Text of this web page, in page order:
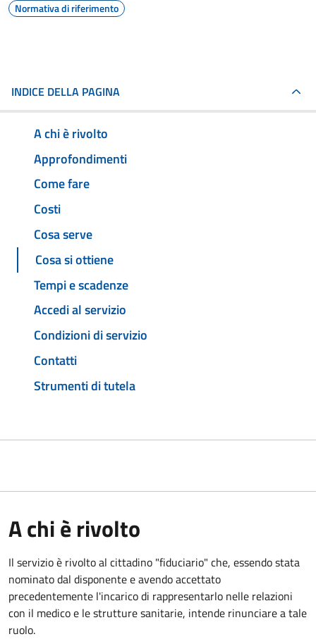
Normativa di riferimento
INDICE DELLA PAGINA
A chi è rivolto
Approfondimenti
Come fare
Costi
Cosa serve
Cosa si ottiene
Tempi e scadenze
Accedi al servizio
Condizioni di servizio
Contatti
Strumenti di tutela
A chi è rivolto
Il servizio è rivolto al cittadino "fiduciario" che, essendo stata
nominato dal disponente e avendo accettato
precedentemente l'incarico di rappresentarlo nelle relazioni
con il medico e le strutture sanitarie, intende rinunciare a tale
ruolo.